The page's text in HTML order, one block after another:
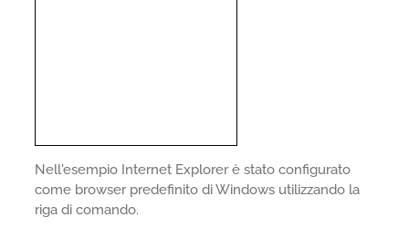
Nell'esempio Internet Explorer è stato configurato
come browser predefinito di Windows utilizzando la
riga di comando.